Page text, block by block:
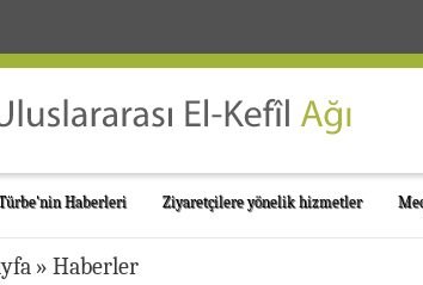
Haberleri Ziyaretçilere yönelik hizmetler
» Haberler